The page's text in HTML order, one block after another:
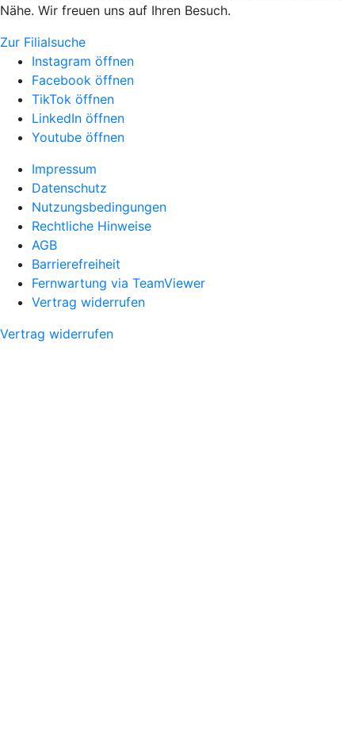
Nähe. Wir freuen uns auf Ihren Besuch.
Zur Filialsuche
Instagram öffnen
Facebook öffnen
TikTok öffnen
LinkedIn öffnen
Youtube öffnen
Impressum
Datenschutz
Nutzungsbedingungen
Rechtliche Hinweise
AGB
Barrierefreiheit
Fernwartung via TeamViewer
Vertrag widerrufen
Vertrag widerrufen